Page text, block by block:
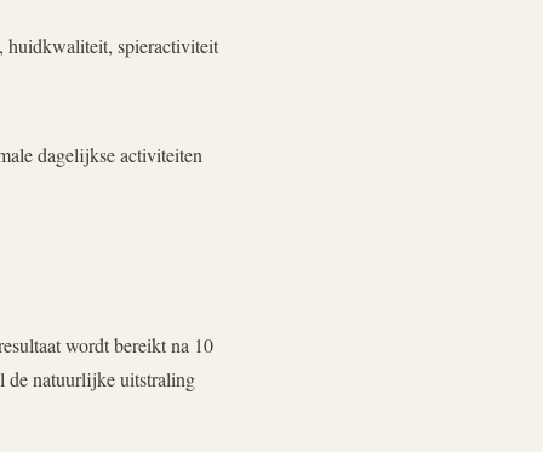
huidkwaliteit, spieractiviteit
dagelijkse activiteiten
wordt bereikt na 10
de natuurlijke uitstraling